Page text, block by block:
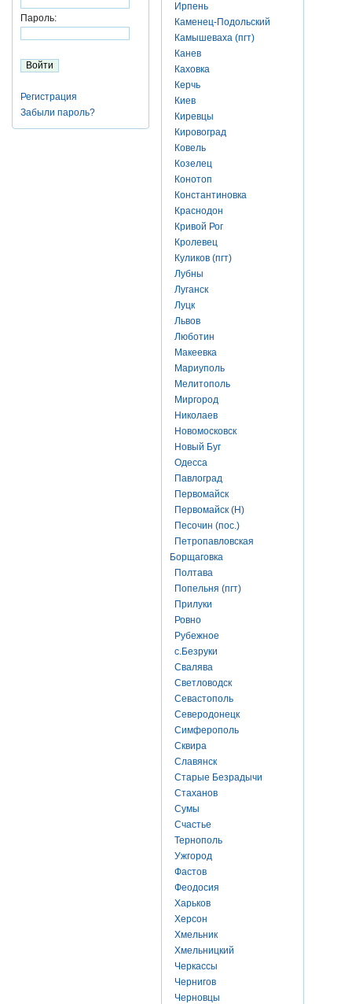
Пароль:
Регистрация
Забыли пароль?
Ирпень
Каменец-Подольский
Камышеваха (пгт)
Канев
Каховка
Керчь
Киев
Киревцы
Кировоград
Ковель
Козелец
Конотоп
Константиновка
Краснодон
Кривой Рог
Кролевец
Куликов (пгт)
Лубны
Луганск
Луцк
Львов
Люботин
Макеевка
Мариуполь
Мелитополь
Миргород
Николаев
Новомосковск
Новый Буг
Одесса
Павлоград
Первомайск
Первомайск (Н)
Песочин (пос.)
Петропавловская
Борщаговка
Полтава
Попельня (пгт)
Прилуки
Ровно
Рубежное
с.Безруки
Свалява
Светловодск
Севастополь
Северодонецк
Симферополь
Сквира
Славянск
Старые Безрадычи
Стаханов
Сумы
Счастье
Тернополь
Ужгород
Фастов
Феодосия
Харьков
Херсон
Хмельник
Хмельницкий
Черкассы
Чернигов
Черновцы